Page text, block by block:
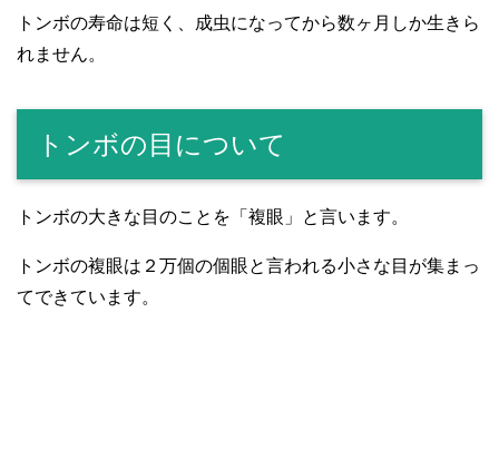
トンボの寿命は短く、成虫になってから数ヶ月しか生きら
れません。
トンボの目について
トンボの大きな目のことを「複眼」と言います。
トンボの複眼は２万個の個眼と言われる小さな目が集まっ
てできています。